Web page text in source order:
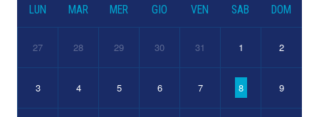
LUN MAR MER GIO VEN SAB DOM
27 28 29 30 31 1 2
3 4 5 6 7 8 9